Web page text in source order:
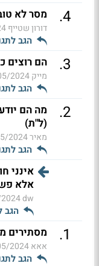
4
. מסר לא
דורון שטייף
הגב
3
. הם רוצים
מייק13:58
הגב
2
.
מה הם
(ל"ת)
מאיר13:17
הגב
אינני
אלא
dw
15:13
הגב
1
. מסתירים
אאא13:11
הגב